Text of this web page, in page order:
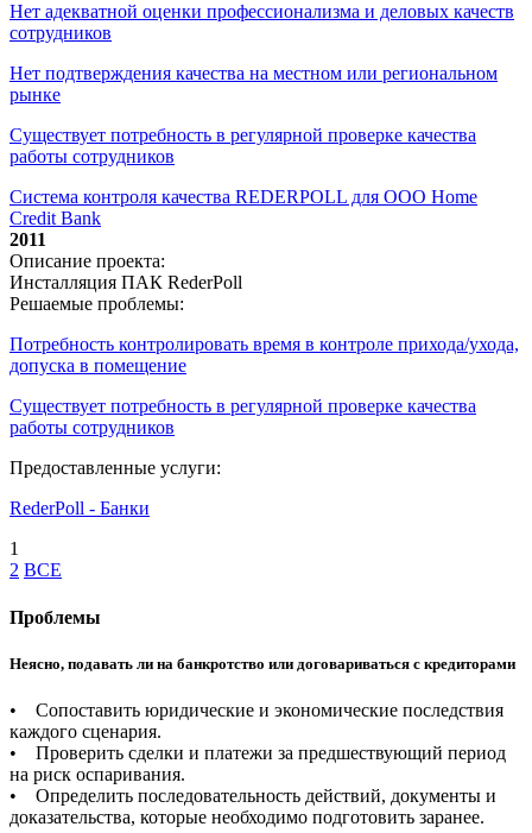
Нет адекватной оценки профессионализма и деловых качеств
сотрудников
Нет подтверждения качества на местном или региональном
рынке
Существует потребность в регулярной проверке качества
работы сотрудников
Система контроля качества REDERPOLL для ООО Home
Credit Bank
2011
Описание проекта:
Инсталляция ПАК RederPoll
Решаемые проблемы:
Потребность контролировать время в контроле прихода/ухода,
допуска в помещение
Существует потребность в регулярной проверке качества
работы сотрудников
Предоставленные услуги:
RederPoll - Банки
1
2 ВСЕ
Проблемы
Неясно, подавать ли на банкротство или договариваться с кредиторами
• Сопоставить юридические и экономические последствия
каждого сценария.
• Проверить сделки и платежи за предшествующий период
на риск оспаривания.
• Определить последовательность действий, документы и
доказательства, которые необходимо подготовить заранее.